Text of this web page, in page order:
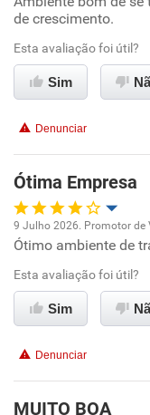
Ambiente de trabalho
Conciliação com a
Recomenda esta
Recomenda a
de crescimento.
Esta avaliação foi útil?
Sim
Denunciar
Ótima Empresa
Oportunidade de
Ambiente de
Benefícios
9 Julho 2026. Promotor de
Ótimo ambiente de
Esta avaliação foi útil?
Sim
Denunciar
MUITO BOA